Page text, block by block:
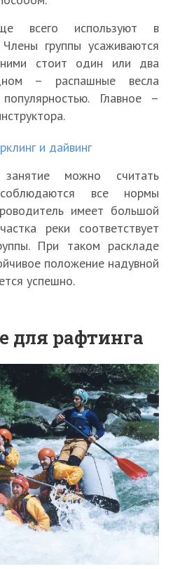
всего используют в
группы усаживаются
стоит один или два
– распашные весла
Главное –
и дайвинг
можно считать
все нормы
имеет большой
реки соответствует
При таком раскладе
положение надувной
успешно.
для рафтинга